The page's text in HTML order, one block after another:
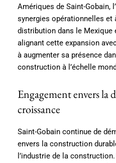
Amériques de Saint-Gobain,
synergies opérationnelles et
distribution dans le Mexique
alignant cette expansion
à augmenter sa présence
construction à l’échelle
Engagement envers la
croissance
Saint-Gobain continue de
envers la construction
l’industrie de la